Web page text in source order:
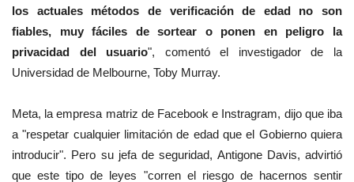
los actuales métodos de verificación de edad no son
fiables, muy fáciles de sortear o ponen en peligro la
privacidad del usuario", comentó el investigador de la
Universidad de Melbourne, Toby Murray.
Meta, la empresa matriz de Facebook e Instragram, dijo que iba
a "respetar cualquier limitación de edad que el Gobierno quiera
introducir". Pero su jefa de seguridad, Antigone Davis, advirtió
que este tipo de leyes "corren el riesgo de hacernos sentir